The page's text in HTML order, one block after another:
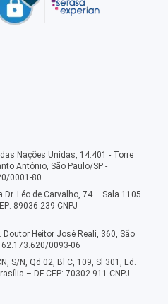
Nações Unidas, 14.401 - Torre
Antônio, São Paulo/SP -
0001-80
Léo de Carvalho, 74 – Sala 1105
89036-239 CNPJ
Doutor Heitor José Reali, 360, São
62.173.620/0093-06
S/N, Qd 02, Bl C, 109, Sl 301, Ed.
– DF CEP: 70302-911 CNPJ